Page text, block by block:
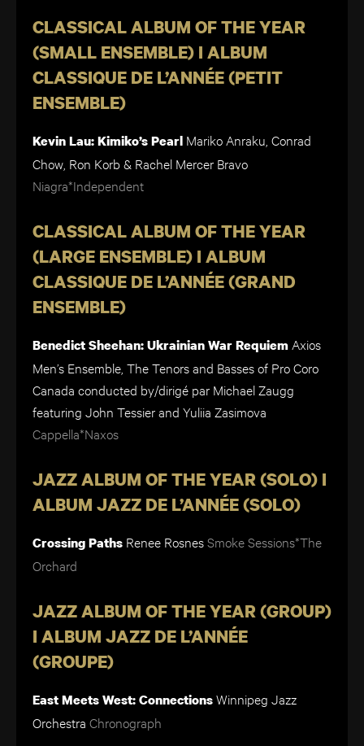
CLASSICAL ALBUM OF THE YEAR
(SMALL ENSEMBLE) I ALBUM
CLASSIQUE DE L’ANNÉE (PETIT
ENSEMBLE)
Kevin Lau: Kimiko’s Pearl Mariko Anraku, Conrad
Chow, Ron Korb & Rachel Mercer Bravo
Niagra*Independent
CLASSICAL ALBUM OF THE YEAR
(LARGE ENSEMBLE) I ALBUM
CLASSIQUE DE L’ANNÉE (GRAND
ENSEMBLE)
Benedict Sheehan: Ukrainian War Requiem Axios
Men’s Ensemble, The Tenors and Basses of Pro Coro
Canada conducted by/dirigé par Michael Zaugg
featuring John Tessier and Yuliia Zasimova
Cappella*Naxos
JAZZ ALBUM OF THE YEAR (SOLO) I
ALBUM JAZZ DE L’ANNÉE (SOLO)
Crossing Paths Renee RosnesSmoke Sessions*The
Orchard
JAZZ ALBUM OF THE YEAR (GROUP)
I ALBUM JAZZ DE L’ANNÉE
(GROUPE)
East Meets West: ConnectionsWinnipeg Jazz
Orchestra Chronograph